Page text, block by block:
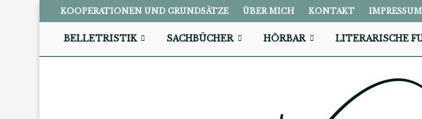
KOOPERATIONEN UND GRUNDSÄTZE ÜBER MICH KONTAKT IMPRESSUM
BELLETRISTIK SACHBÜCHER HÖRBAR LITERARISCHE